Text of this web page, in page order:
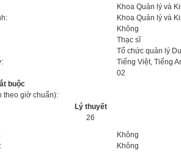
Khoa Quản lý và
Khoa Quản lý và
Không
Thạc sĩ
Tổ chức quản lý
Tiếng Việt, Tiếng
02
buộc
theo giờ chuẩn):
Lý thuyết
26
Không
Không